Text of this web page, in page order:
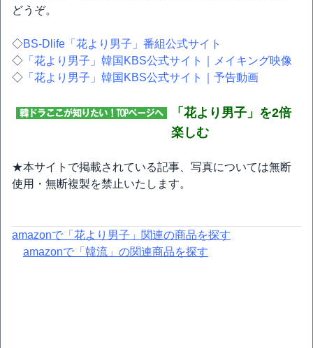
どうぞ。
◇BS-Dlife「花より男子」番組公式サイト
◇ 「花より男子」韓国KBS公式サイト｜メイキング映像
◇ 「花より男子」韓国KBS公式サイト｜予告動画
「花より男子」を2倍
楽しむ
★本サイトで掲載されている記事、写真については無断
使用・無断複製を禁止いたします。
amazonで「花より男子」関連の商品を探す
amazonで「韓流」の関連商品を探す